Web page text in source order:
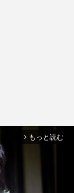
arrow_forward_ios もっと読む